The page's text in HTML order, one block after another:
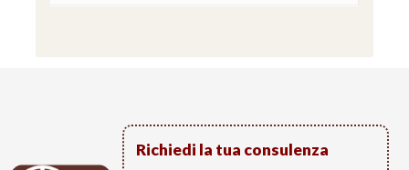
Richiedi la tua consulenza